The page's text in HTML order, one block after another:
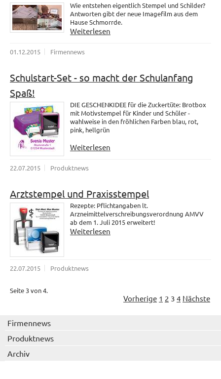
Wie entstehen eigentlich Stempel und Schilder?
Antworten gibt der neue Imagefilm aus dem
Hause Schmorrde.
Weiterlesen
01.12.2015 Firmennews
Schulstart-Set - so macht der Schulanfang
Spaß!
DIE GESCHENKIDEE für die Zuckertüte: Brotbox
mit Motivstempel für Kinder und Schüler -
wahlweise in den fröhlichen Farben blau, rot,
pink, hellgrün
Weiterlesen
22.07.2015 Produktnews
Arztstempel und Praxisstempel
Rezepte: Pflichtangaben lt.
Arzneimittelverschreibungsverordnung AMVV
ab dem 1. Juli 2015 erweitert!
Weiterlesen
22.07.2015 Produktnews
Seite 3 von 4.
Vorherige 1 2 3 4 Nächste
Firmennews
Produktnews
Archiv